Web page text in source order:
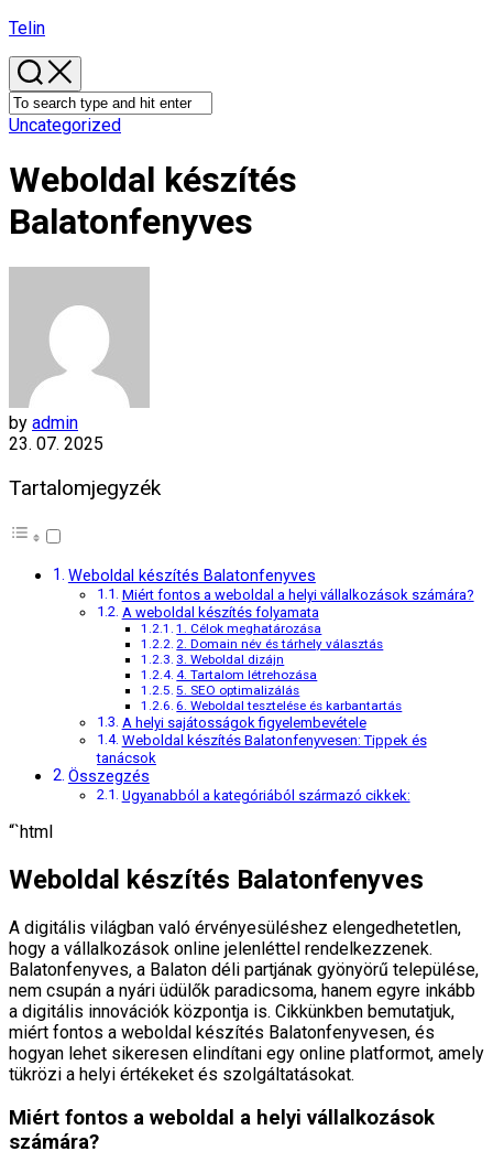
Skip
content
Telin
Uncategorized
Weboldal készítés​
Balatonfenyves
by admin
23. 07. 2025
Tartalomjegyzék
Weboldal készítés Balatonfenyves
Miért fontos a weboldal a helyi vállalkozások számára?
A weboldal készítés folyamata
1. Célok meghatározása
2. Domain név és tárhely választás
3. Weboldal dizájn
4. Tartalom létrehozása
5. SEO optimalizálás
6. Weboldal tesztelése és karbantartás
A helyi sajátosságok figyelembevétele
Weboldal készítés Balatonfenyvesen: Tippek és
tanácsok
Összegzés
Ugyanabból a kategóriából származó cikkek:
“`html
Weboldal készítés Balatonfenyves
A digitális világban való érvényesüléshez elengedhetetlen,
hogy a vállalkozások online jelenléttel rendelkezzenek.
Balatonfenyves, a Balaton déli partjának gyönyörű települése,
nem csupán a nyári üdülők paradicsoma, hanem egyre inkább
a digitális innovációk központja is. Cikkünkben bemutatjuk,
miért fontos a weboldal készítés Balatonfenyvesen, és
hogyan lehet sikeresen elindítani egy online platformot, amely
tükrözi a helyi értékeket és szolgáltatásokat.
Miért fontos a weboldal a helyi vállalkozások
számára?